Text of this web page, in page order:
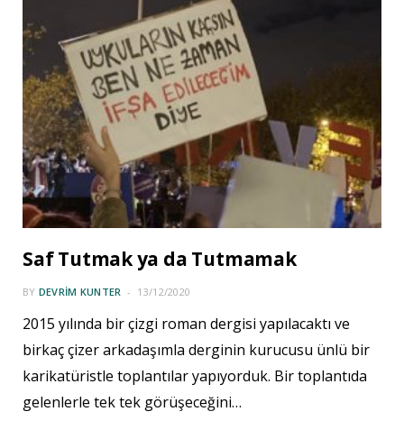
Saf Tutmak ya da Tutmamak
BY DEVRIM KUNTER 13/12/2020
2015 yılında bir çizgi roman dergisi yapılacaktı ve
birkaç çizer arkadaşımla derginin kurucusu ünlü bir
karikatüristle toplantılar yapıyorduk. Bir toplantıda
gelenlerle tek tek görüşeceğini…